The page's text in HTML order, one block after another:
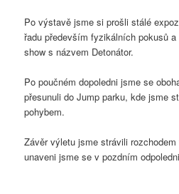
Po výstavě jsme si prošli stálé
řadu především fyzikálních pokusů
show s názvem Detonátor.
Po poučném dopoledni jsme se
přesunuli do Jump parku, kde jsme
pohybem.
Závěr výletu jsme strávili
unaveni jsme se v pozdním